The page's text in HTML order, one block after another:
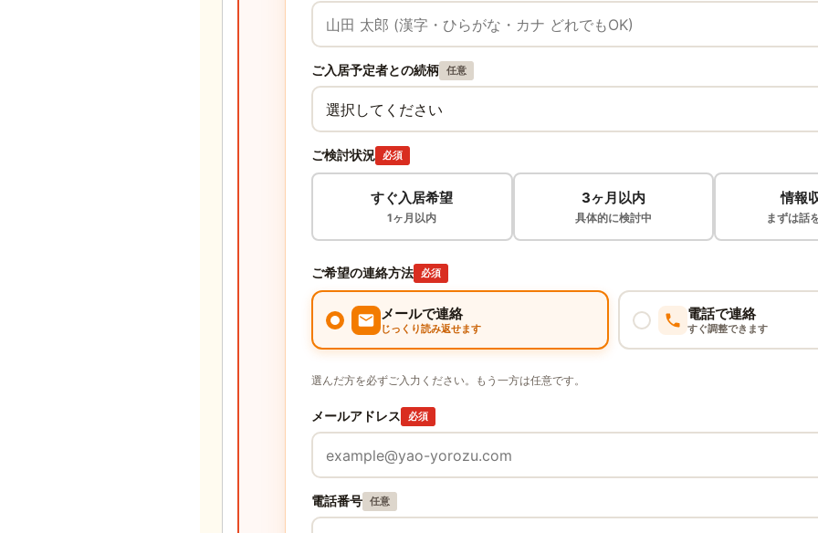
ご入居予定者との続柄 任意
ご検討状況 必須
すぐ入居希望
1ヶ月以内
3ヶ月以内
具体的に検討中
情報
まずは話
ご希望の連絡方法 必須
メールで連絡
じっくり読み返せます
電話で連絡
すぐ調整できます
選んだ方を必ずご入力ください。もう一方は任意です。
メールアドレス 必須
電話番号 任意